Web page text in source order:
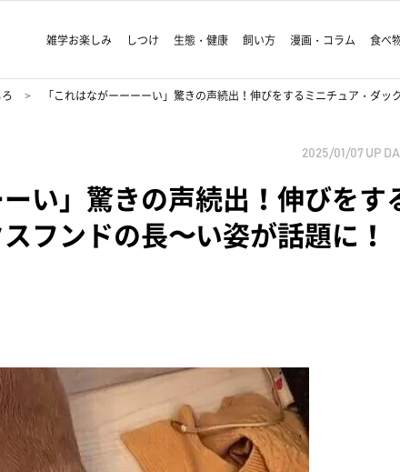
雑学お楽しみ しつけ 生態・健康 飼い方 漫画・コラム 食べ
「これはながーーーーい」驚きの声続出！伸びをするミニチュア・ダッ
2025/01/07 UP
ーい」驚きの声続出！伸びをす
フンドの長〜い姿が話題に！